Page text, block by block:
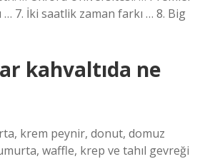
… 7. İki saatlik zaman farkı … 8. Big
kahvaltıda ne
krem ​​peynir, donut, domuz
waffle, krep ve tahıl gevreği